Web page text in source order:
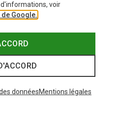
voir
Google.
donnéesMentions légales